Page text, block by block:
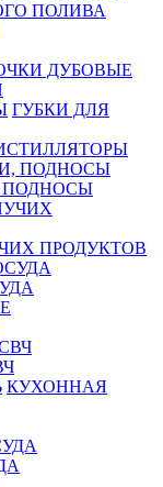
ПОЛИВА
ДУБОВЫЕ
ГУБКИ ДЛЯ
ПОДНОСЫ
ПРОДУКТОВ
КУХОННАЯ